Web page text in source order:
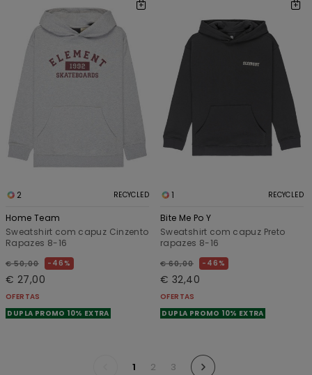
2 RECYCLED
Home Team
Sweatshirt com capuz Cinzento
Rapazes 8-16
€ 50,00 46%
€ 27,00
OFERTAS
DUPLA PROMO 10% EXTRA
1 RECYCLED
Bite Me Po Y
Sweatshirt com capuz Preto
rapazes 8-16
€ 60,00 46%
€ 32,40
OFERTAS
DUPLA PROMO 10% EXTRA
1 2 3